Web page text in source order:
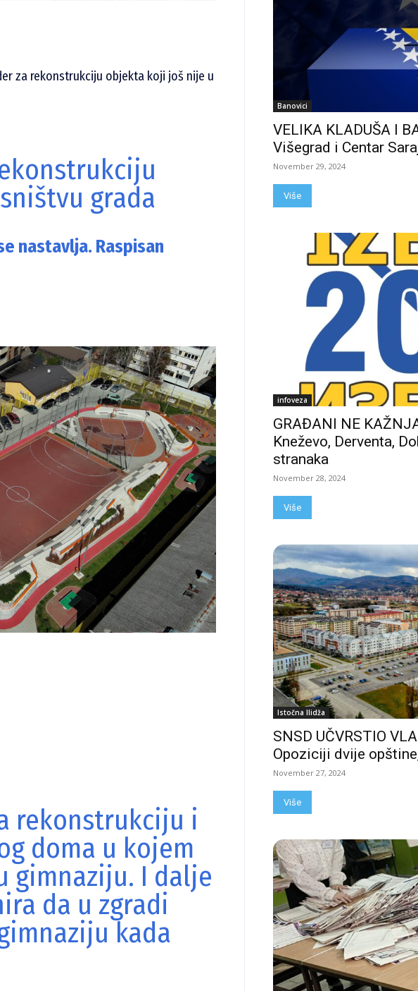
za rekonstrukciju objekta koji još nije u
grada
nastavlja. Raspisan
rekonstrukciju i
doma u kojem
gimnaziju. I dalje
da u zgradi
kada
Banovici
VELIKA KLADUŠA I
Višegrad i Centar
November 29, 2024
Više
infoveza
GRAĐANI NE
Kneževo, Derventa,
stranaka
November 28, 2024
Više
Istočna Ilidža
SNSD UČVRSTIO
Opoziciji dvije
November 27, 2024
Više